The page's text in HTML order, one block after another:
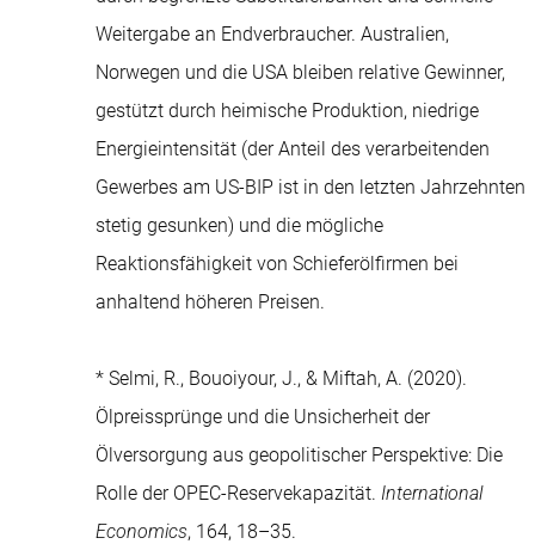
Weitergabe an Endverbraucher. Australien,
Norwegen und die USA bleiben relative Gewinner,
gestützt durch heimische Produktion, niedrige
Energieintensität (der Anteil des verarbeitenden
Gewerbes am US-BIP ist in den letzten Jahrzehnten
stetig gesunken) und die mögliche
Reaktionsfähigkeit von Schieferölfirmen bei
anhaltend höheren Preisen.
* Selmi, R., Bouoiyour, J., & Miftah, A. (2020).
Ölpreissprünge und die Unsicherheit der
Ölversorgung aus geopolitischer Perspektive: Die
Rolle der OPEC-Reservekapazität. International
Economics, 164, 18–35.